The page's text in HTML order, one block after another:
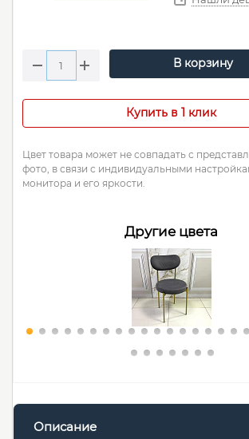
В корзину
Купить в 1 клик
Цвет товара может не совпадать с
фото, в связи с индивидуальными
монитора и его яркости.
Другие цвета
Описание